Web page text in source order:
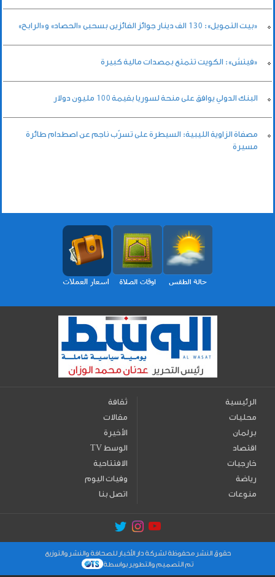
«بيت التمويل»: 130 الف دينار جوائز الفائزين بسحبى «الحصاد» و«الرابح»
«فيتش»: الكويت تتمتع بمصدات مالية كبيرة
البنك الدولي يوافق على منحة لسوريا بقيمة 100 مليون دولار
مصفاة الزاوية الليبية: السيطرة على تسرّب ناجم عن اصطدام طائرة
مسيرة
الرئيسية
محليات
برلمان
اقتصاد
خارجيات
رياضة
منوعات
ثقافة
مقالات
الأخيرة
TV الوسط
الافتتاحية
وفيات اليوم
اتصل بنا
حقوق النشر محفوظة لشركة دار الأخبار للصحافة والنشر والتوزيع
تم التصميم والتطوير بواسطة